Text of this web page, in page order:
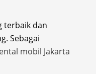
terbaik dan
Sebagai
mobil Jakarta